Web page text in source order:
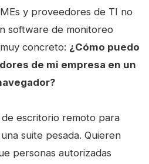
y proveedores de TI no
software de monitoreo
concreto: ¿Cómo puedo
de mi empresa en un
escritorio remoto para
suite pesada. Quieren
personas autorizadas